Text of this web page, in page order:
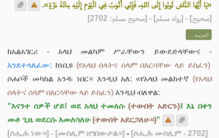
«يَا أَيُّهَا النَّاسُ تُوبُوا إِلَى اللهِ، فَإِنِّي أَتُوبُ فِي الْيَوْمِ إِلَيْهِ مِائَةَ مَرَّةٍ».
[صحيح] - [رواه مسلم] - [صحيح مسلم: 2702]
المزيــد ...
ከአልአገርሪ - አላህ መልካም ሥራቸውን ይውደድላቸውና -
እንደተላለፈው: ከነቢዩ (የአላህ ሰላትና ሰላም በእርሳቸው ላይ ይስፈን)
ሶሐቦች መካከል አንዱ ነበር። እንዲህ አለ: «የአላህ መልክተኛ (የአላህ
ሰላትና ሰላም በእርሳቸው ላይ ይስፈን) እንዲህ ብለዋል:
"እናንተ ሰዎች ሆይ! ወደ አላህ ተመለሱ(ተውበት አድርጉ)፤ እኔ በቀን
መቶ ጊዜ ወደርሱ እመለሳለሁ(ተውበት አደርጋለሁ።)"
[ሶሒሕ ነው።] - [ሙስሊም ዘግበውታል።] - [ሶሒሕ ሙስሊም - 2702]